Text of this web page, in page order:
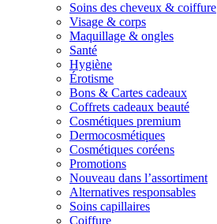
Soins des cheveux & coiffure
Visage & corps
Maquillage & ongles
Santé
Hygiène
Érotisme
Bons & Cartes cadeaux
Coffrets cadeaux beauté
Cosmétiques premium
Dermocosmétiques
Cosmétiques coréens
Promotions
Nouveau dans l’assortiment
Alternatives responsables
Soins capillaires
Coiffure